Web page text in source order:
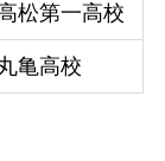
松第一高校
亀高校